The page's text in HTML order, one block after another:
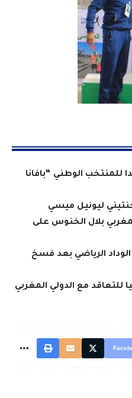
للمنتخب الوطني “بافانا
ليونيل ميسي
بلال الخنوس على
الرياضي بعد فسخ
للتعاقد مع الدولي المغربي